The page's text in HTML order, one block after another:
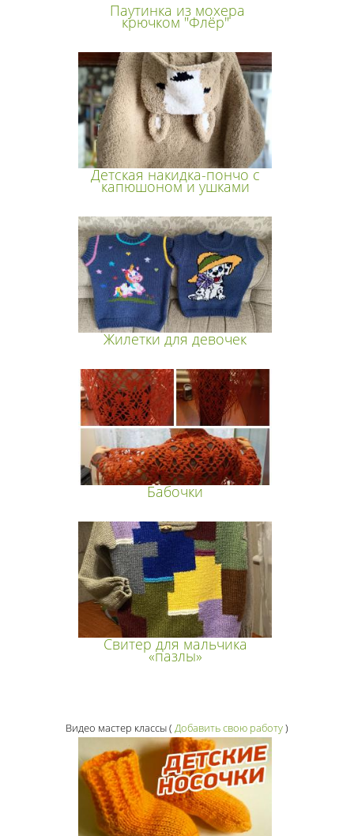
Паутинка из мохера
крючком "Флёр"
Детская накидка-пончо с
капюшоном и ушками
Жилетки для девочек
Бабочки
Свитер для мальчика
«пазлы»
Видео мастер классы( Добавить свою работу)